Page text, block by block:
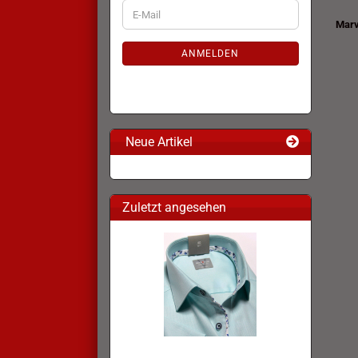
WEITER
ZUR
ANMELDUNG
E-
Mail
ANMELDEN
Neue Artikel
Zuletzt angesehen